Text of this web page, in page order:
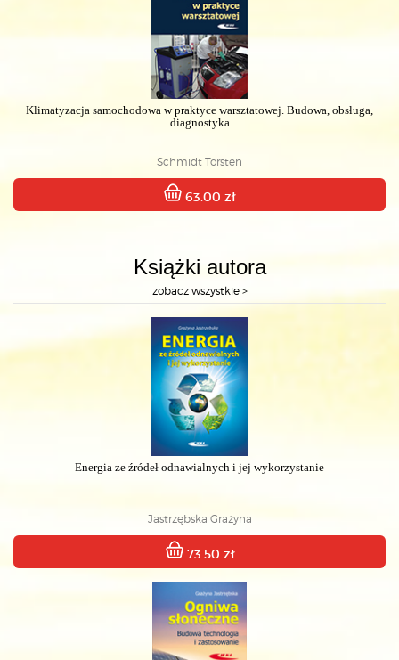
Klimatyzacja samochodowa w praktyce warsztatowej. Budowa, obsługa,
diagnostyka
Schmidt Torsten
63.00 zł
Książki autora
zobacz wszystkie >
Energia ze źródeł odnawialnych i jej wykorzystanie
Jastrzębska Grażyna
73.50 zł